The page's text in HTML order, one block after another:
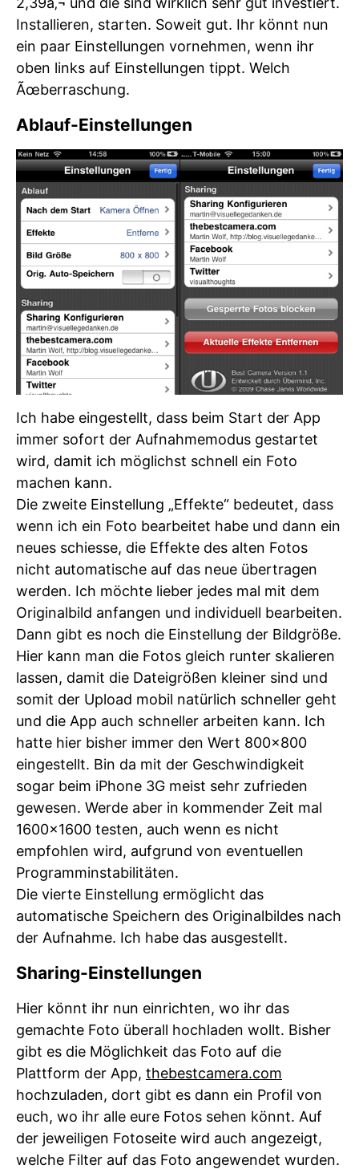
Installieren, starten. Soweit gut. Ihr könnt nun
ein paar Einstellungen vornehmen, wenn ihr
oben links auf Einstellungen tippt. Welch
Ãœberraschung.
Ablauf-Einstellungen
Ich habe eingestellt, dass beim Start der App
immer sofort der Aufnahmemodus gestartet
wird, damit ich möglichst schnell ein Foto
machen kann.
Die zweite Einstellung „Effekte“ bedeutet, dass
wenn ich ein Foto bearbeitet habe und dann ein
neues schiesse, die Effekte des alten Fotos
nicht automatische auf das neue übertragen
werden. Ich möchte lieber jedes mal mit dem
Originalbild anfangen und individuell bearbeiten.
Dann gibt es noch die Einstellung der Bildgröße.
Hier kann man die Fotos gleich runter skalieren
lassen, damit die Dateigrößen kleiner sind und
somit der Upload mobil natürlich schneller geht
und die App auch schneller arbeiten kann. Ich
hatte hier bisher immer den Wert 800×800
eingestellt. Bin da mit der Geschwindigkeit
sogar beim iPhone 3G meist sehr zufrieden
gewesen. Werde aber in kommender Zeit mal
1600×1600 testen, auch wenn es nicht
empfohlen wird, aufgrund von eventuellen
Programminstabilitäten.
Die vierte Einstellung ermöglicht das
automatische Speichern des Originalbildes nach
der Aufnahme. Ich habe das ausgestellt.
Sharing-Einstellungen
Hier könnt ihr nun einrichten, wo ihr das
gemachte Foto überall hochladen wollt. Bisher
gibt es die Möglichkeit das Foto auf die
Plattform der App, thebestcamera.com
hochzuladen, dort gibt es dann ein Profil von
euch, wo ihr alle eure Fotos sehen könnt. Auf
der jeweiligen Fotoseite wird auch angezeigt,
welche Filter auf das Foto angewendet wurden.